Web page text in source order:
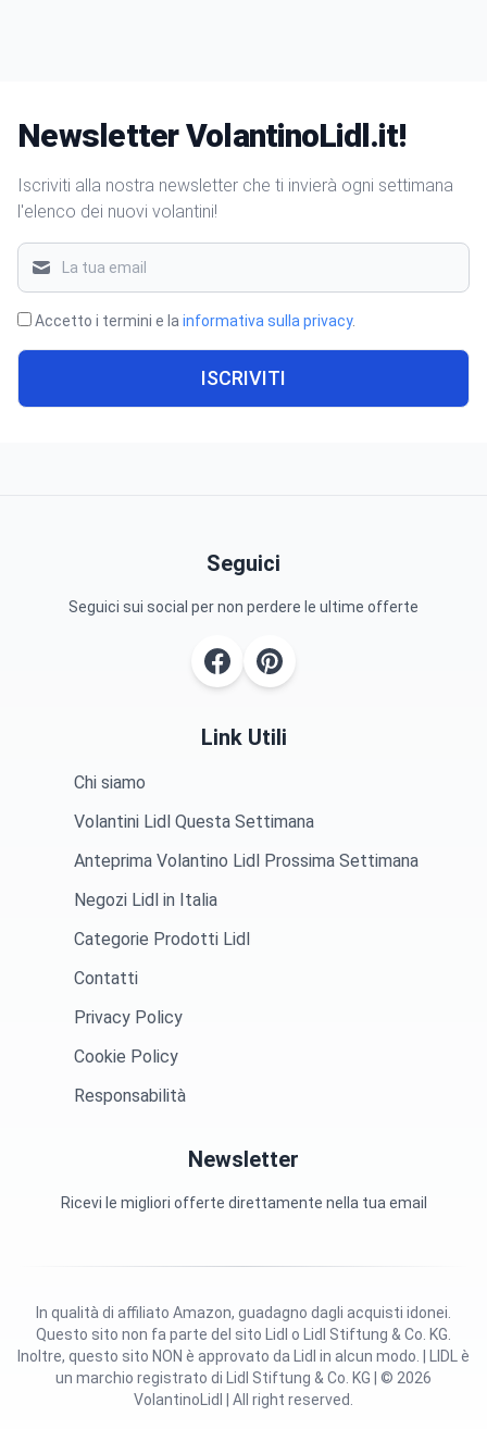
Newsletter VolantinoLidl.it!
Iscriviti alla nostra newsletter che ti invierà ogni settimana
l'elenco dei nuovi volantini!
Accetto i termini e la informativa sulla privacy.
ISCRIVITI
Seguici
Seguici sui social per non perdere le ultime offerte
Link Utili
Chi siamo
Volantini Lidl Questa Settimana
Anteprima Volantino Lidl Prossima Settimana
Negozi Lidl in Italia
Categorie Prodotti Lidl
Contatti
Privacy Policy
Cookie Policy
Responsabilità
Newsletter
Ricevi le migliori offerte direttamente nella tua email
Questo sito non fa parte del sito Lidl o Lidl Stiftung & Co. KG.
Inoltre, questo sito NON è approvato da Lidl in alcun modo. | LIDL è
un marchio registrato di Lidl Stiftung & Co. KG | © 2026
VolantinoLidl | All right reserved.
In qualità di affiliato Amazon, guadagno dagli acquisti idonei.